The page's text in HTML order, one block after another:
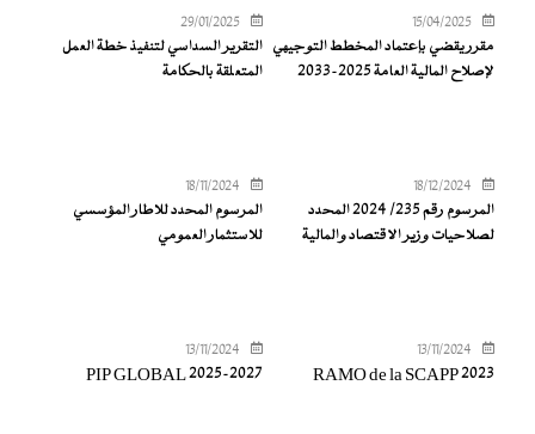
15/04/2025
مقرر يقضي بإعتماد المخطط التوجيهي
لإصلاح المالية العامة 2025-2033
29/01/2025
التقرير السداسي لتنفيذ خطة العمل
المتعلقة بالحكامة
18/12/2024
المرسوم رقم 235/ 2024 المحدد
لصلاحيات وزير الاقتصاد والمالية
18/11/2024
المرسوم المحدد للاطار المؤسسي
للاستثمار العمومي
13/11/2024
RAMO de la SCAPP 2023
13/11/2024
PIP GLOBAL 2025-2027